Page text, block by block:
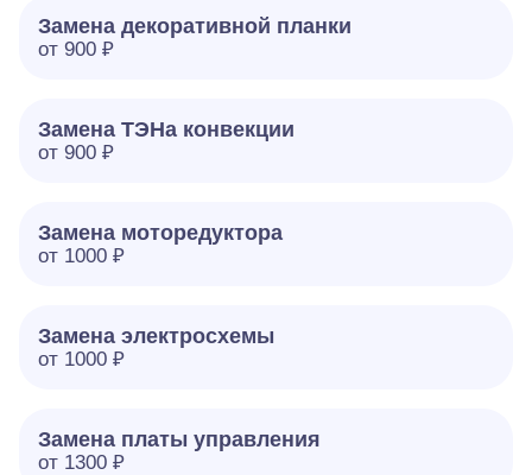
Замена декоративной планки
от 900 ₽
Замена ТЭНа конвекции
от 900 ₽
Замена моторедуктора
от 1000 ₽
Замена электросхемы
от 1000 ₽
Замена платы управления
от 1300 ₽